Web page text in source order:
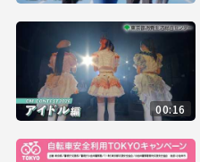
00:16